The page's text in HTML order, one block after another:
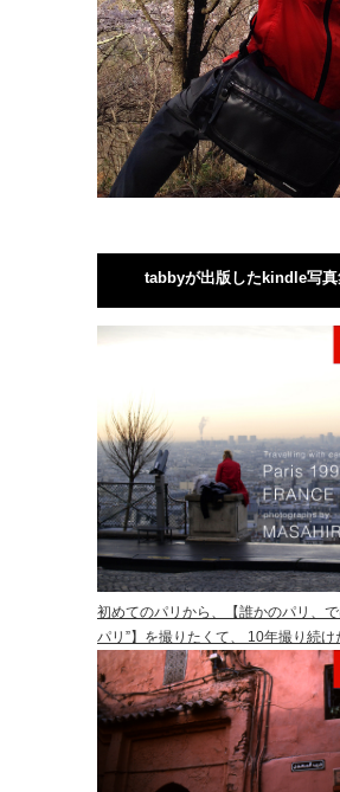
tabbyが出版したkindle写真
初めてのパリから、【誰かのパリ、
パリ”】を撮りたくて、 10年撮り続け